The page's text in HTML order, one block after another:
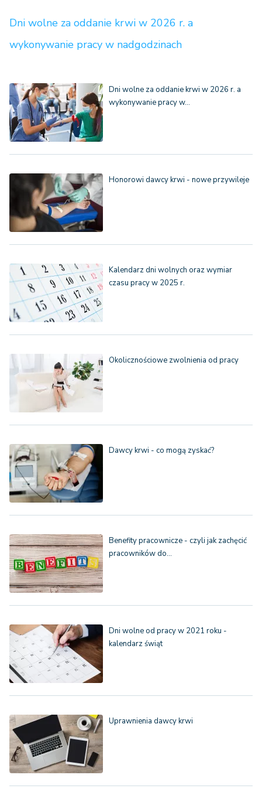
Dni wolne za oddanie krwi w 2026 r. a
wykonywanie pracy w nadgodzinach
Dni wolne za oddanie krwi w 2026 r. a
wykonywanie pracy w…
Honorowi dawcy krwi - nowe przywileje
Kalendarz dni wolnych oraz wymiar
czasu pracy w 2025 r.
Okolicznościowe zwolnienia od pracy
Dawcy krwi - co mogą zyskać?
Benefity pracownicze - czyli jak zachęcić
pracowników do…
Dni wolne od pracy w 2021 roku -
kalendarz świąt
Uprawnienia dawcy krwi